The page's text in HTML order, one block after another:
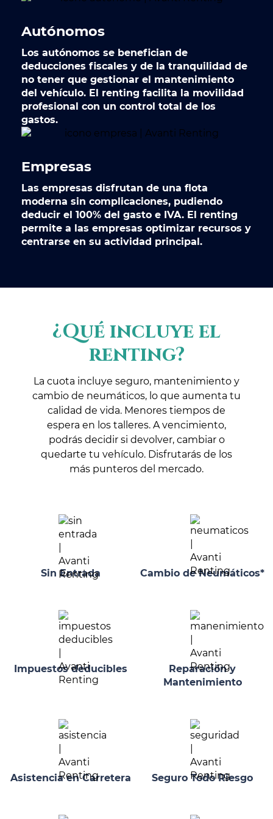
Autónomos
Los autónomos se benefician de
deducciones fiscales y de la tranquilidad de
no tener que gestionar el mantenimiento
del vehículo. El renting facilita la movilidad
profesional con un control total de los
gastos.
Empresas
Las empresas disfrutan de una flota
moderna sin complicaciones, pudiendo
deducir el 100% del gasto e IVA. El renting
permite a las empresas optimizar recursos y
centrarse en su actividad principal.
¿Qué incluye el
renting?
La cuota incluye seguro, mantenimiento y
cambio de neumáticos, lo que aumenta tu
calidad de vida. Menores tiempos de
espera en los talleres. A vencimiento,
podrás decidir si devolver, cambiar o
quedarte tu vehículo. Disfrutarás de los
más punteros del mercado.
Sin Entrada Cambio de Neumáticos*
Impuestos deducibles
Reparación y
Mantenimiento
Asistencia en Carretera Seguro Todo Riesgo